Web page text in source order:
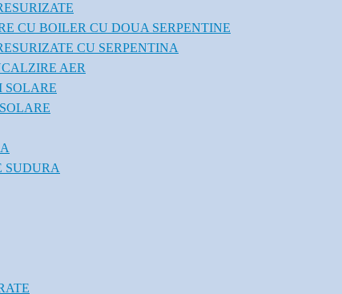
CU BOILER CU DOUA SERPENTINE
CU SERPENTINA
AER
SOLARE
SUDURA